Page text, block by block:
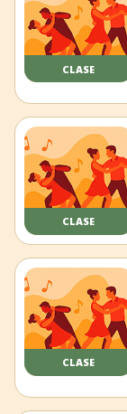
CLASE
CLASE
CLASE